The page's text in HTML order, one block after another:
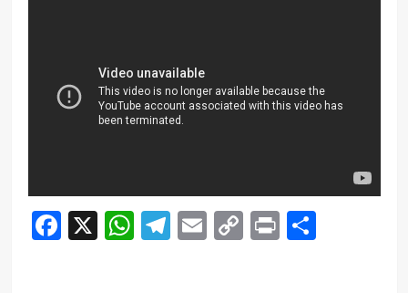
Facebook
X WhatsApp
Telegram
EmailCopy
Print